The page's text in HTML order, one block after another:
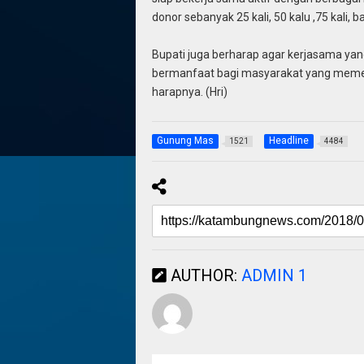
donor sebanyak 25 kali, 50 kalu ,75 kali,
Bupati juga berharap agar kerjasama
bermanfaat bagi masyarakat yang
harapnya. (Hri)
Gunung Mas 1521 Headline 4484
AUTHOR: ADMIN 1